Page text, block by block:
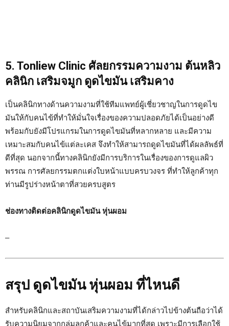
5. Tonliew Clinic ศัลยกรรมความงาม ต้นหลิว
คลินิก เสริมจมูก ดูดไขมัน เสริมคาง
เป็นคลินิกทางด้านความงามที่ใช้ทีมแพทย์ผู้เชี่ยวชาญในการดูดไข
มันให้กับคนไข้ที่ทำให้มั่นใจเรื่องของความปลอดภัยได้เป็นอย่างดี
พร้อมกับยังมีโปรแกรมในการดูดไขมันที่หลากหลาย และมีความ
เหมาะสมกับคนไข้แต่ละเคส จึงทำให้สามารถดูดไขมันที่ได้ผลลัพธ์ที่
ดีที่สุด นอกจากนี้ทางคลินิกยังมีการบริการในเรื่องของการดูแลผิว
พรรณ การศัลยกรรมตกแต่งใบหน้าแบบครบวงจร ที่ทำให้ลูกค้าทุก
ท่านมีรูปร่างหน้าตาที่สวยครบสูตร
ช่องทางติดต่อคลินิกดูดไขมัน หุ่นผอม
–
สรุป ดูดไขมัน หุ่นผอม ที่ไหนดี
สำหรับคลินิกและสถาบันเสริมความงามที่ได้กล่าวไปข้างต้นถือว่าได้
รับความนิยมจากกลุ่มลูกค้าและคนไข้มากที่สุด เพราะมีการเลือกใช้